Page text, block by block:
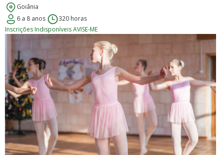
Goiânia
6 a 8 anos
320 horas
Inscrições IndisponíveisAVISE-ME